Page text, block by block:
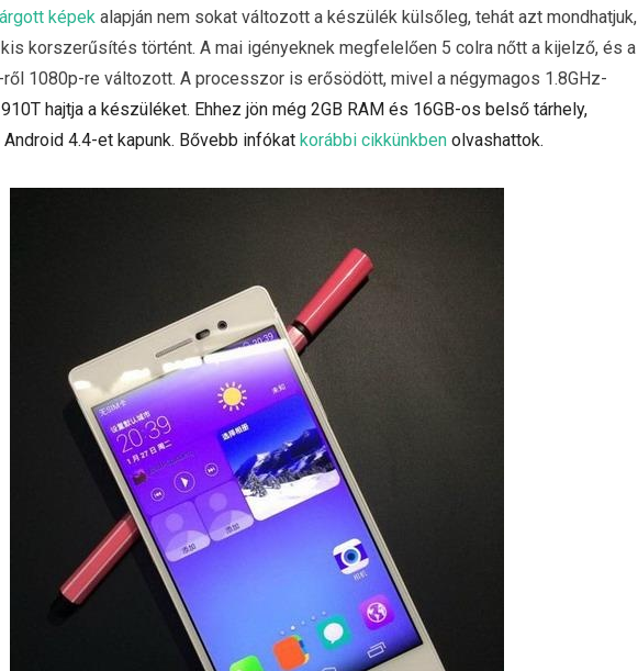
képek alapján nem sokat változott a készülék külsőleg, tehát azt mondhatjuk,
korszerűsítés történt. A mai igényeknek megfelelően 5 colra nőtt a kijelző, és a
1080p-re változott. A processzor is erősödött, mivel a négymagos 1.8GHz-
hajtja a készüléket. Ehhez jön még 2GB RAM és 16GB-os belső tárhely,
4.4-et kapunk. Bővebb infókat korábbi cikkünkben olvashattok.